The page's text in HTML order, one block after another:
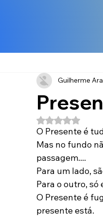
Guilherme
Avaliado com
O Presente é
Mas no fundo
passagem....
Para um lado,
Para o outro, só
O Presente é
presente está.